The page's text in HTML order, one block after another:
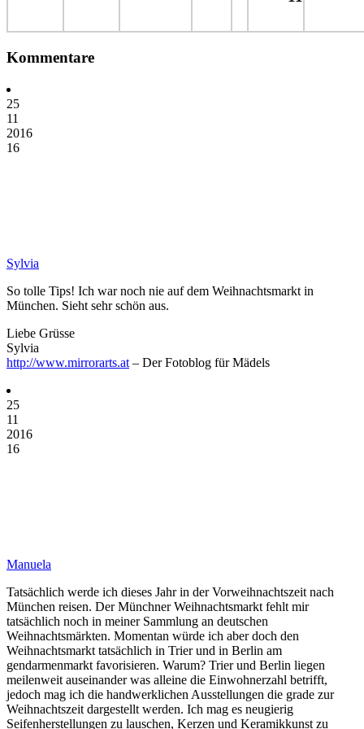
Kommentare
25
11
2016
16
Sylvia
So tolle Tips! Ich war noch nie auf dem Weihnachtsmarkt in
München. Sieht sehr schön aus.
Liebe Grüsse
Sylvia
http://www.mirrorarts.at – Der Fotoblog für Mädels
25
11
2016
16
Manuela
Tatsächlich werde ich dieses Jahr in der Vorweihnachtszeit nach
München reisen. Der Münchner Weihnachtsmarkt fehlt mir
tatsächlich noch in meiner Sammlung an deutschen
Weihnachtsmärkten. Momentan würde ich aber doch den
Weihnachtsmarkt tatsächlich in Trier und in Berlin am
gendarmenmarkt favorisieren. Warum? Trier und Berlin liegen
meilenweit auseinander was alleine die Einwohnerzahl betrifft,
jedoch mag ich die handwerklichen Ausstellungen die grade zur
Weihnachtszeit dargestellt werden. Ich mag es neugierig
Seifenherstellungen zu lauschen, Kerzen und Keramikkunst zu